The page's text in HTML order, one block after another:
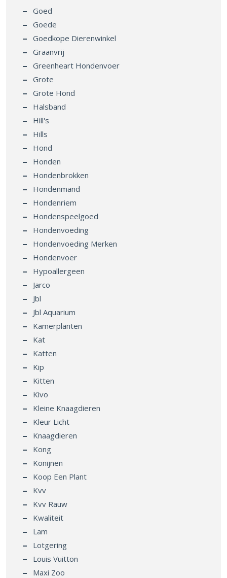
Goed
Goede
Goedkope Dierenwinkel
Graanvrij
Greenheart Hondenvoer
Grote
Grote Hond
Halsband
Hill's
Hills
Hond
Honden
Hondenbrokken
Hondenmand
Hondenriem
Hondenspeelgoed
Hondenvoeding
Hondenvoeding Merken
Hondenvoer
Hypoallergeen
Jarco
Jbl
Jbl Aquarium
Kamerplanten
Kat
Katten
Kip
Kitten
Kivo
Kleine Knaagdieren
Kleur Licht
Knaagdieren
Kong
Konijnen
Koop Een Plant
Kvv
Kvv Rauw
Kwaliteit
Lam
Lotgering
Louis Vuitton
Maxi Zoo